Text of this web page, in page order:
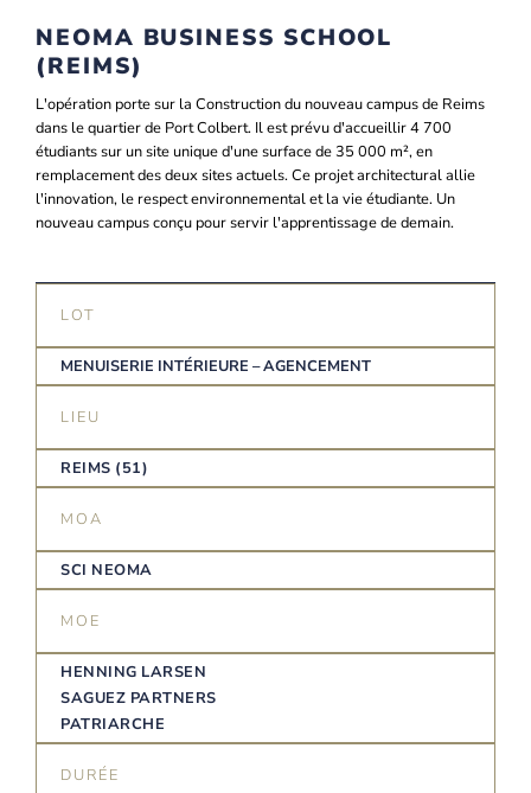
NEOMA BUSINESS SCHOOL
(REIMS)
L'opération porte sur la Construction du nouveau campus de Reims
dans le quartier de Port Colbert. Il est prévu d'accueillir 4 700
étudiants sur un site unique d'une surface de 35 000 m², en
remplacement des deux sites actuels. Ce projet architectural allie
l'innovation, le respect environnemental et la vie étudiante. Un
nouveau campus conçu pour servir l'apprentissage de demain.
LOT
MENUISERIE INTÉRIEURE – AGENCEMENT
LIEU
REIMS (51)
MOA
SCI NEOMA
MOE
HENNING LARSEN
SAGUEZ PARTNERS
PATRIARCHE
DURÉE